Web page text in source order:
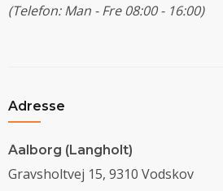
(Telefon: Man - Fre 08:00 - 16:00)
Adresse
Aalborg (Langholt)
Gravsholtvej 15, 9310 Vodskov